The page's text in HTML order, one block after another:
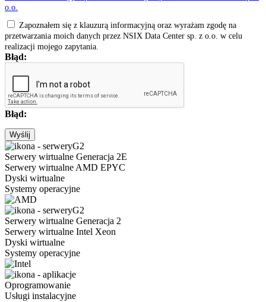
o.o.
Zapoznałem się z klauzurą informacyjną oraz wyrażam zgodę na
przetwarzania moich danych przez NSIX Data Center sp. z o.o. w celu
realizacji mojego zapytania.
Błąd:
Błąd:
Wyślij
Serwery wirtualne Generacja 2E
Serwery wirtualne AMD EPYC
Dyski wirtualne
Systemy operacyjne
Serwery wirtualne Generacja 2
Serwery wirtualne Intel Xeon
Dyski wirtualne
Systemy operacyjne
Oprogramowanie
Usługi instalacyjne